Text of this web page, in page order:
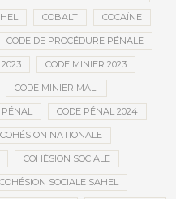
COBALT COCAÏNE
CODE DE PROCÉDURE PÉNALE
CODE MINIER 2023
CODE MINIER MALI
PÉNAL CODE PÉNAL 2024
COHÉSION NATIONALE
COHÉSION SOCIALE
COHÉSION SOCIALE SAHEL